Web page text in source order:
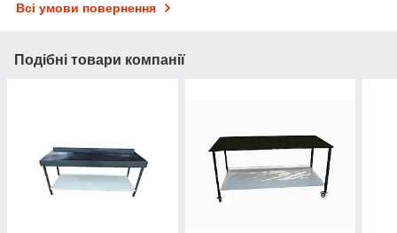
Всі умови повернення
Подібні товари компанії